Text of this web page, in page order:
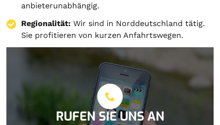
anbieterunabhängig.
Regionalität: Wir sind in Norddeutschland tätig.
Sie profitieren von kurzen Anfahrtswegen.
RUFEN SIE UNS AN